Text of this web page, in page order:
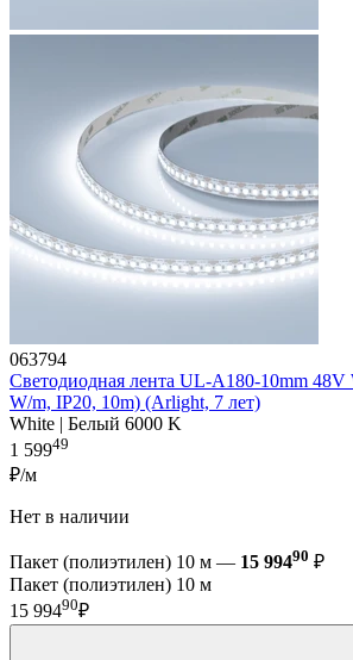
063794
Светодиодная лента UL-A180-10mm
W/m, IP20, 10m) (Arlight, 7 лет)
White | Белый 6000 K
1 59949
₽/м
Нет в наличии
Пакет (полиэтилен) 10 м — 15 99490 ₽
Пакет (полиэтилен) 10 м
15 99490₽